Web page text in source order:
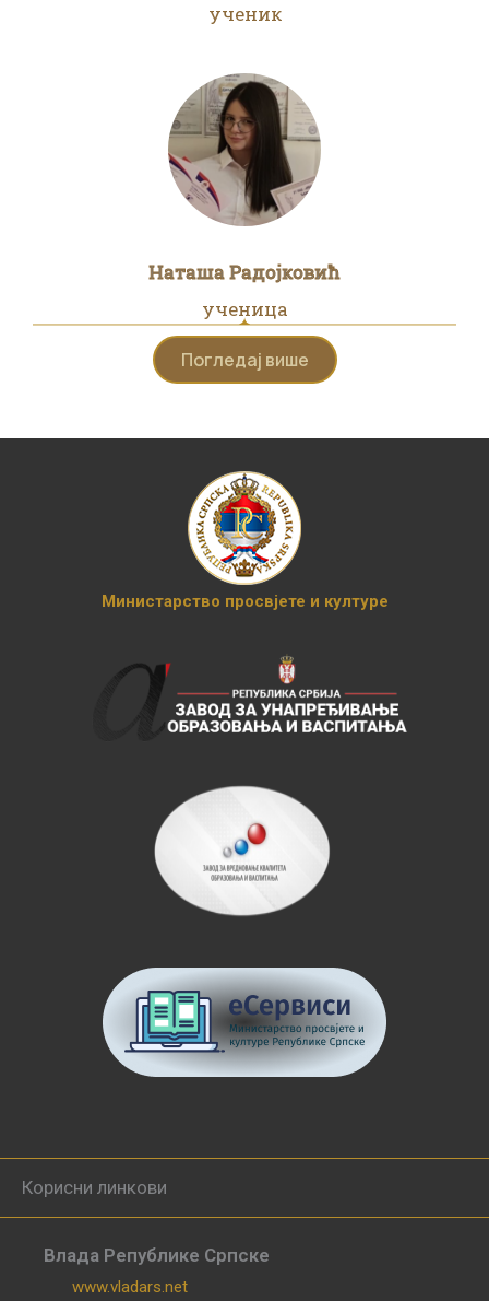
ученик
Наташа Радојковић
ученица
Погледај више
Министарство просвјете и културе
Корисни линкови
Влада Републике Српске
www.vladars.net